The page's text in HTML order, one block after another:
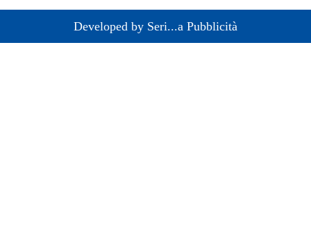
Developed by Seri...a Pubblicità